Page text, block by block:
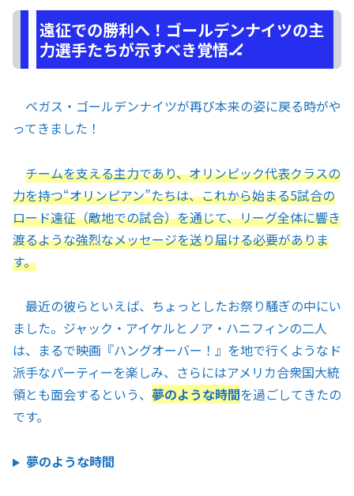
遠征での勝利へ！ゴールデンナイツの主
力選手たちが示すべき覚悟🏒
ベガス・ゴールデンナイツが再び本来の姿に戻る時がや
ってきました！
チームを支える主力であり、オリンピック代表クラスの
力を持つ“オリンピアン”たちは、これから始まる5試合の
ロード遠征（敵地での試合）を通じて、リーグ全体に響き
渡るような強烈なメッセージを送り届ける必要がありま
す。
最近の彼らといえば、ちょっとしたお祭り騒ぎの中にい
ました。ジャック・アイケルとノア・ハニフィンの二人
は、まるで映画『ハングオーバー！』を地で行くようなド
派手なパーティーを楽しみ、さらにはアメリカ合衆国大統
領とも面会するという、 夢のような時間を過ごしてきたの
です。
夢のような時間